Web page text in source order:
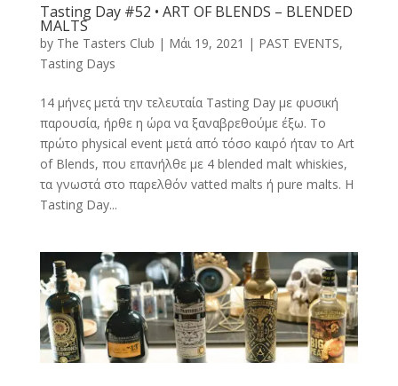
Tasting Day #52 • ART OF BLENDS – BLENDED
MALTS
by The Tasters Club | Μάι 19, 2021 | PAST EVENTS,
Tasting Days
14 μήνες μετά την τελευταία Tasting Day με φυσική
παρουσία, ήρθε η ώρα να ξαναβρεθούμε έξω. Το
πρώτο physical event μετά από τόσο καιρό ήταν το Art
of Blends, που επανήλθε με 4 blended malt whiskies,
τα γνωστά στο παρελθόν vatted malts ή pure malts. H
Tasting Day...